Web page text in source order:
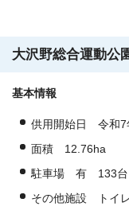
大沢野総合運動公
基本情報
供用開始日 令和7
面積 12.76ha
駐車場 有 133台
その他施設 トイ